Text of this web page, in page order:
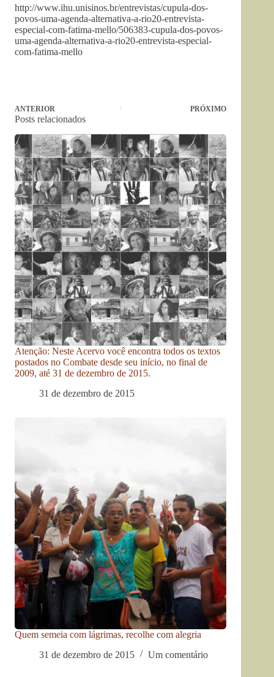
http://www.ihu.unisinos.br/entrevistas/cupula-dos-
povos-uma-agenda-alternativa-a-rio20-entrevista-
especial-com-fatima-mello/506383-cupula-dos-povos-
uma-agenda-alternativa-a-rio20-entrevista-especial-
com-fatima-mello
ANTERIOR PRÓXIMO
Posts relacionados
Atenção: Neste Acervo você encontra todos os textos
postados no Combate desde seu início, no final de
2009, até 31 de dezembro de 2015.
31 de dezembro de 2015
Quem semeia com lágrimas, recolhe com alegria
31 de dezembro de 2015
Um comentário